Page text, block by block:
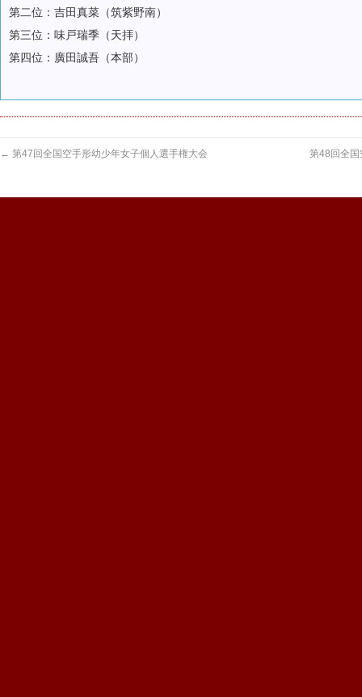
第二位：吉田真菜（筑紫野南）
第三位：味戸瑞季（天拝）
第四位：廣田誠吾（本部）
← 第47回全国空手形幼少年女子個人選手権大会 第48回全